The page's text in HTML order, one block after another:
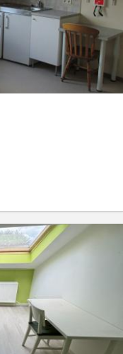
KL 12951
à deux minutes à
et du XX Août. Sur les
du kot: Garde-robe,
Lit + sommier (pas
individuel avec...